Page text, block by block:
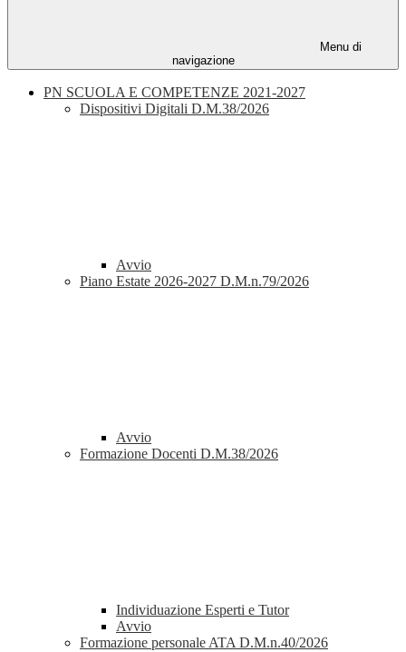
Menu di
navigazione
PN SCUOLA E COMPETENZE 2021-2027
Dispositivi Digitali D.M.38/2026
Avvio
Piano Estate 2026-2027 D.M.n.79/2026
Avvio
Formazione Docenti D.M.38/2026
Individuazione Esperti e Tutor
Avvio
Formazione personale ATA D.M.n.40/2026